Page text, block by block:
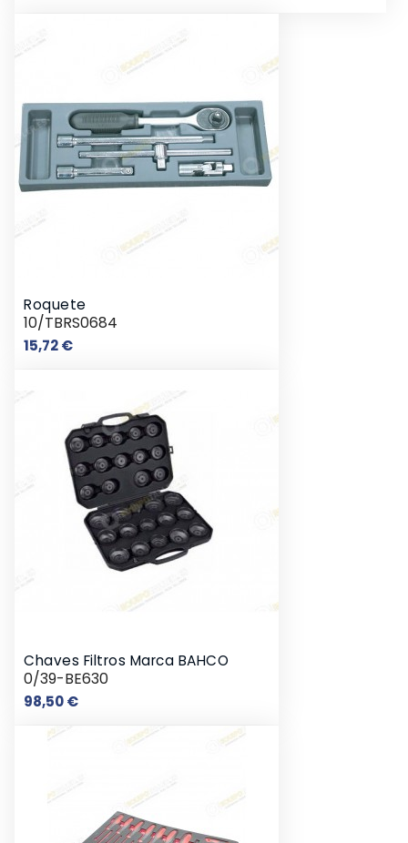
Roquete
10/TBRS0684
15,72 €Preço
Chaves Filtros Marca BAHCO
0/39-BE630
98,50 €Preço